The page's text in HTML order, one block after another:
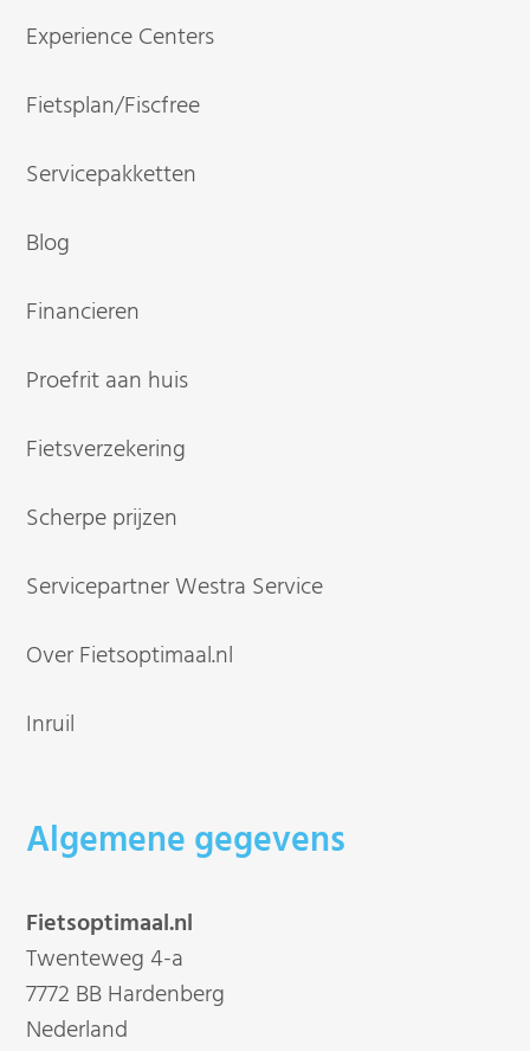
Experience Centers
Fietsplan/Fiscfree
Servicepakketten
Blog
Financieren
Proefrit aan huis
Fietsverzekering
Scherpe prijzen
Servicepartner Westra Service
Over Fietsoptimaal.nl
Inruil
Algemene gegevens
Fietsoptimaal.nl
Twenteweg 4-a
7772 BB Hardenberg
Nederland